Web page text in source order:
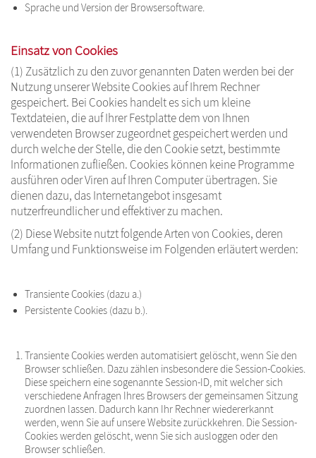
Sprache und Version der Browsersoftware.
Einsatz von Cookies
(1) Zusätzlich zu den zuvor genannten Daten werden bei der
Nutzung unserer Website Cookies auf Ihrem Rechner
gespeichert. Bei Cookies handelt es sich um kleine
Textdateien, die auf Ihrer Festplatte dem von Ihnen
verwendeten Browser zugeordnet gespeichert werden und
durch welche der Stelle, die den Cookie setzt, bestimmte
Informationen zufließen. Cookies können keine Programme
ausführen oder Viren auf Ihren Computer übertragen. Sie
dienen dazu, das Internetangebot insgesamt
nutzerfreundlicher und effektiver zu machen.
(2) Diese Website nutzt folgende Arten von Cookies, deren
Umfang und Funktionsweise im Folgenden erläutert werden:
Transiente Cookies (dazu a.)
Persistente Cookies (dazu b.).
Transiente Cookies werden automatisiert gelöscht, wenn Sie den
Browser schließen. Dazu zählen insbesondere die Session-Cookies.
Diese speichern eine sogenannte Session-ID, mit welcher sich
verschiedene Anfragen Ihres Browsers der gemeinsamen Sitzung
zuordnen lassen. Dadurch kann Ihr Rechner wiedererkannt
werden, wenn Sie auf unsere Website zurückkehren. Die Session-
Cookies werden gelöscht, wenn Sie sich ausloggen oder den
Browser schließen.